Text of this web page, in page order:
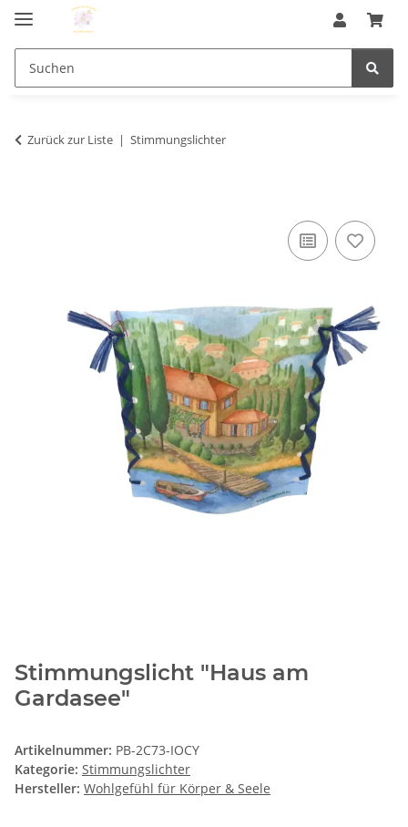
Zurück zur Liste Stimmungslichter
Stimmungslicht "Haus am
Gardasee"
Artikelnummer: PB-2C73-IOCY
Kategorie: Stimmungslichter
Hersteller: Wohlgefühl für Körper & Seele